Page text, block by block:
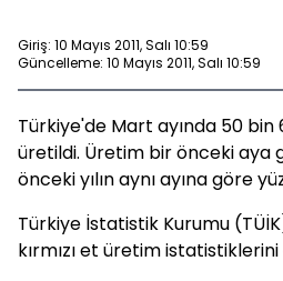
Giriş: 10 Mayıs 2011, Salı 10:59
Güncelleme: 10 Mayıs 2011, Salı 10:59
Türkiye'de Mart ayında 50 bin
üretildi. Üretim bir önceki aya
önceki yılın aynı ayına göre
Türkiye İstatistik Kurumu (TÜİK)
kırmızı et üretim istatistiklerini